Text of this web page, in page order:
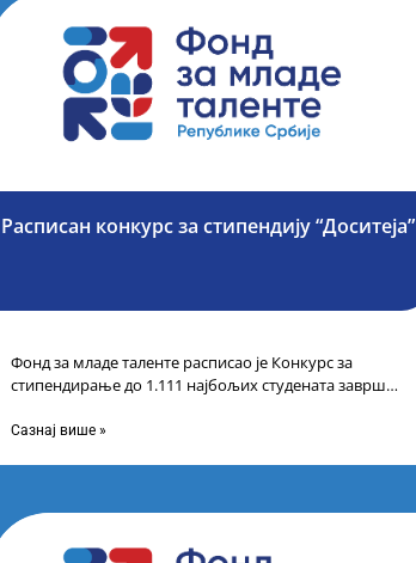
Расписан конкурс за стипендију “Доситеја”
Фонд за младе таленте расписао је Конкурс за
стипендирање до 1.111 најбољих студената завршне
Сазнај више »